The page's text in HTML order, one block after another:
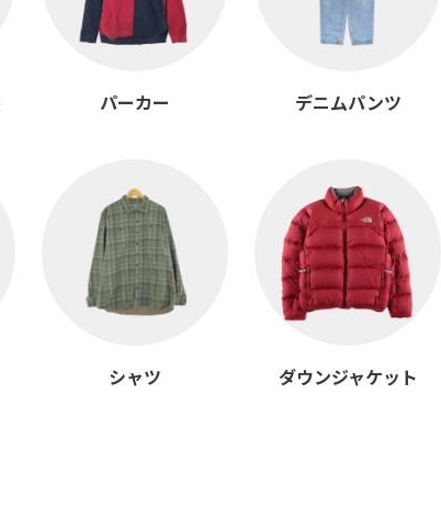
パーカー デニムパンツ
シャツ ダウンジャケット